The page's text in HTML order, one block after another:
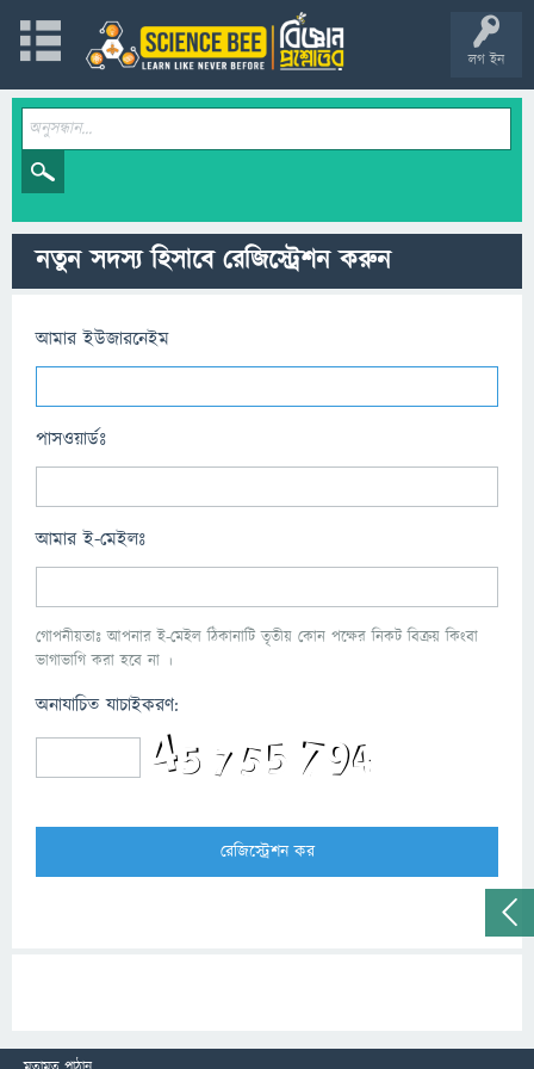
লগ ইন
নতুন সদস্য হিসাবে রেজিস্ট্রেশন করুন
আমার ইউজারনেইম
পাসওয়ার্ডঃ
আমার ই-মেইলঃ
গোপনীয়তাঃ আপনার ই-মেইল ঠিকানাটি তৃতীয় কোন পক্ষের নিকট বিক্রয় কিংবা
ভাগাভাগি করা হবে না ।
অনাযাচিত যাচাইকরণ: